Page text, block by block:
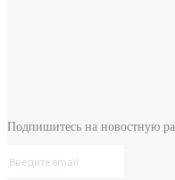
Подпишитесь на новостную